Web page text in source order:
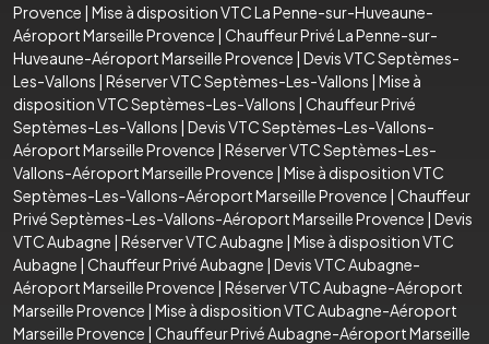
Provence | Mise à disposition VTC La Penne-sur-Huveaune-
Aéroport Marseille Provence | Chauffeur Privé La Penne-sur-
Huveaune-Aéroport Marseille Provence | Devis VTC Septèmes-
Les-Vallons | Réserver VTC Septèmes-Les-Vallons | Mise à
disposition VTC Septèmes-Les-Vallons | Chauffeur Privé
Septèmes-Les-Vallons | Devis VTC Septèmes-Les-Vallons-
Aéroport Marseille Provence | Réserver VTC Septèmes-Les-
Vallons-Aéroport Marseille Provence | Mise à disposition VTC
Septèmes-Les-Vallons-Aéroport Marseille Provence | Chauffeur
Privé Septèmes-Les-Vallons-Aéroport Marseille Provence | Devis
VTC Aubagne | Réserver VTC Aubagne | Mise à disposition VTC
Aubagne | Chauffeur Privé Aubagne | Devis VTC Aubagne-
Aéroport Marseille Provence | Réserver VTC Aubagne-Aéroport
Marseille Provence | Mise à disposition VTC Aubagne-Aéroport
Marseille Provence | Chauffeur Privé Aubagne-Aéroport Marseille